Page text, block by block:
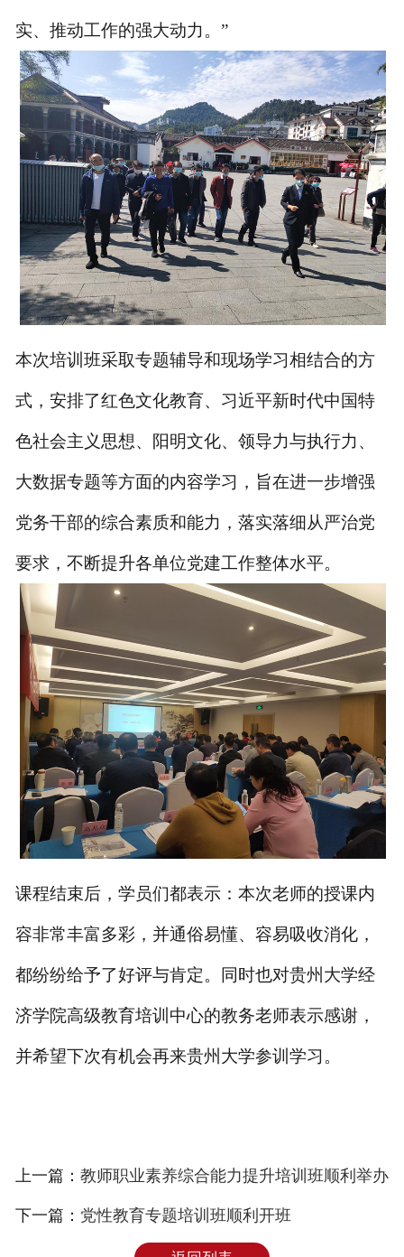
实、推动工作的强大动力。 ”
本次培训班采取专题辅导和现场学习相结合的方
式，安排了红色文化教育、习近平新时代中国特
色社会主义思想、阳明文化、领导力与执行力、
大数据专题等方面的内容学习，旨在进一步增强
党务干部的综合素质和能力，落实落细从严治党
要求，不断提升各单位党建工作整体水平。
课程结束后，学员们都表示：本次老师的授课内
容非常丰富多彩，并通俗易懂、容易吸收消化，
都纷纷给予了好评与肯定。同时也对贵州大学经
济学院高级教育培训中心的教务老师表示感谢，
并希望下次有机会再来贵州大学参训学习。
上一篇： 教师职业素养综合能力提升培训班顺利举办
下一篇： 党性教育专题培训班顺利开班